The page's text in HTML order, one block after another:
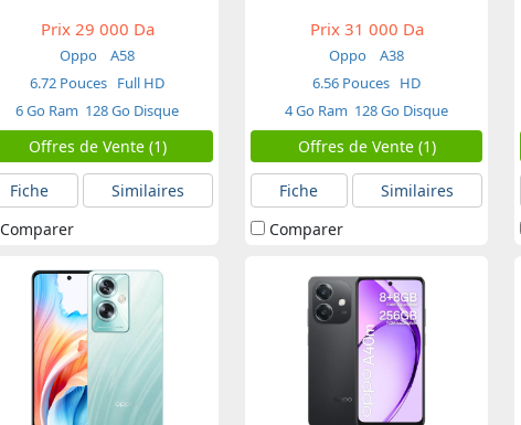
Prix29 000 Da
Oppo
A58
6.72 Pouces Full HD
6 Go Ram 128 Go Disque
Offres de Vente (1)
Fiche
Similaires
Comparer
Prix31 000 Da
Oppo
A38
6.56 Pouces HD
4 Go Ram 128 Go Disque
Offres de Vente (1)
Fiche
Similaires
Comparer